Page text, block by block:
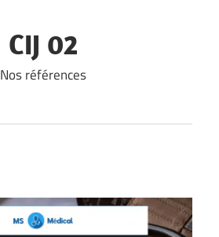
CIJ 02
Nos références